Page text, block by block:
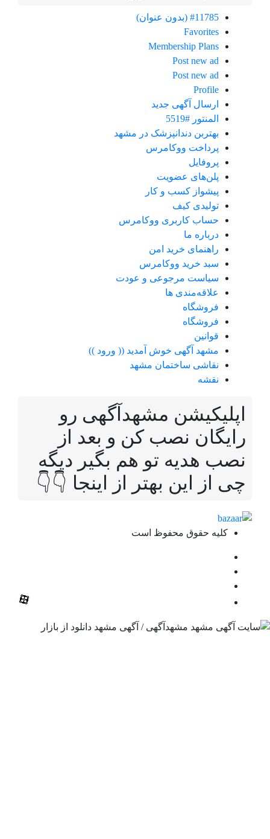
#11785 (بدون عنوان)
Favorites
Membership Plans
Post new ad
Post new ad
Profile
ارسال آگهی جدید
المنتور #5519
بهتربن دندانپزشک در مشهد
پرداخت ووکامرس
پروفایل
پلن‌های عضویت
پیشواز کسب و کار
تولیدی کیف
حساب کاربری ووکامرس
درباره ما
راهنمای خرید امن
سبد خرید ووکامرس
سیاست مرجوعی و عودت
علاقه‌مندی ها
فروشگاه
فروشگاه
مشهد آگهی خوش آمدید (( ورود ))
نقاشی ساختمان مشهد
مشهدآگهی رو
نصب کن و بعد از
هدیه تو هم بگیر دیگه
از این بهتر از اینجا 👇👇
کلیه حقوق محفوظ است